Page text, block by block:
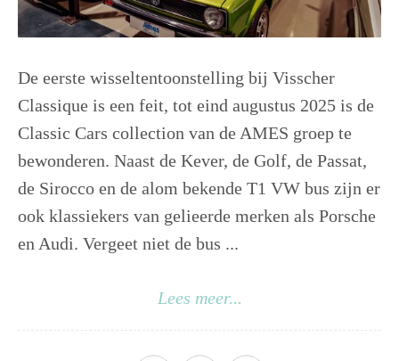
De eerste wisseltentoonstelling bij Visscher
Classique is een feit, tot eind augustus 2025 is de
Classic Cars collection van de AMES groep te
bewonderen. Naast de Kever, de Golf, de Passat,
de Sirocco en de alom bekende T1 VW bus zijn er
ook klassiekers van gelieerde merken als Porsche
en Audi. Vergeet niet de bus ...
Lees meer...